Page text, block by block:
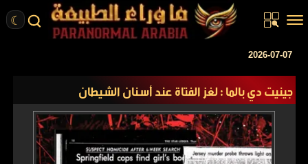
☾
الرئيسية
قصص واقعية
2026-07-07
جينيت دي بالما : لغز الفتاة عند أسنان الشيطان